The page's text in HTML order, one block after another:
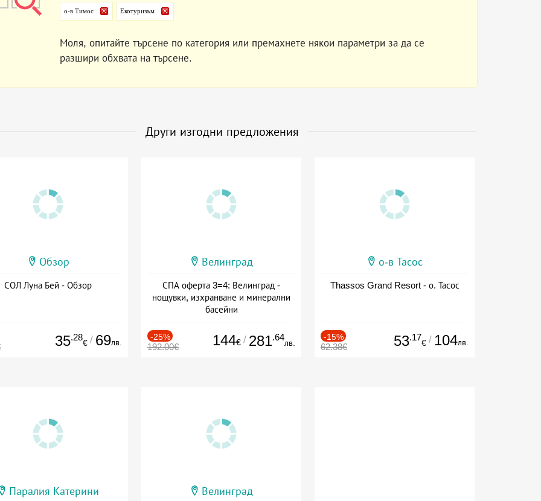
о-в Тимос Екотуризъм
Моля, опитайте търсене по категория или премахнете някои параметри за да се
разшири обхвата на търсене.
Други изгодни предложения
Обзор
СОЛ Луна Бей - Обзор
35.28
€ / 69лв.
Велинград
СПА оферта 3=4: Велинград -
нощувки, изхранване и минерални
басейни
-25%
192.00€ 144€ / 281.64
лв.
о-в Тасос
Thassos Grand Resort - о. Тасос
-15%
62.38€ 53.17
€ / 104лв.
Паралия Катерини Велинград